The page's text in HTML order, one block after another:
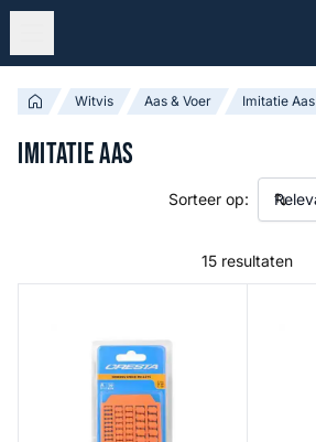
Witvis Aas & Voer Imitatie Aas
Imitatie Aas
15 resultaten
Sorteer op: